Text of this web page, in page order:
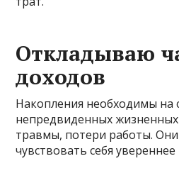
Откладываю
доходов
Накопления необходимы на
непредвиденных
травмы, потери работы.
чувствовать себя